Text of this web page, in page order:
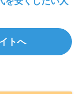
トへ